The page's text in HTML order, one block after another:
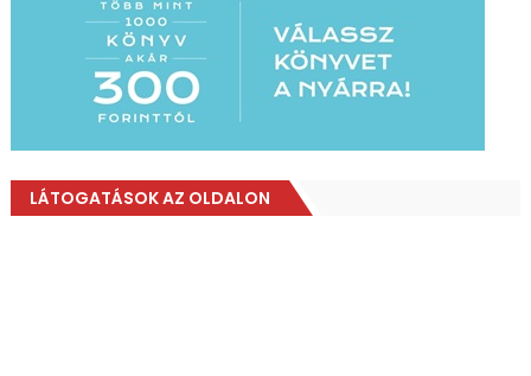
LÁTOGATÁSOK AZ OLDALON